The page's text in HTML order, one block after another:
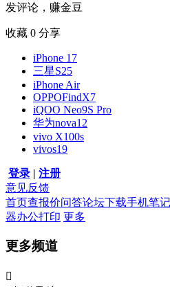
发评论，赚金豆
收藏 0 分享
iPhone 17
三星S25
iPhone Air
OPPOFindX7
iQOO Neo9S Pro
华为nova12
vivo X100s
vivos19
登录 | 注册
意见反馈
首页查报价问答论坛下载手机笔
器办公打印 更多
更多频道
